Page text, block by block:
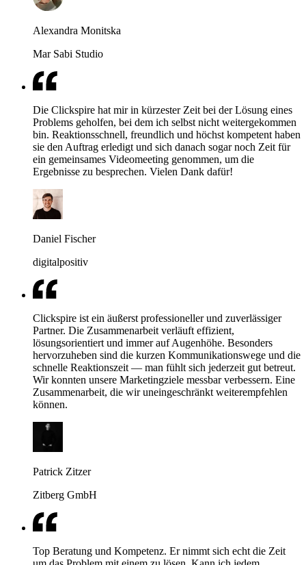
Alexandra Monitska
Mar Sabi Studio
Die Clickspire hat mir in kürzester Zeit bei der Lösung eines
Problems geholfen, bei dem ich selbst nicht weitergekommen
bin. Reaktionsschnell, freundlich und höchst kompetent haben
sie den Auftrag erledigt und sich danach sogar noch Zeit für
ein gemeinsames Videomeeting genommen, um die
Ergebnisse zu besprechen. Vielen Dank dafür!
Daniel Fischer
digitalpositiv
Clickspire ist ein äußerst professioneller und zuverlässiger
Partner. Die Zusammenarbeit verläuft effizient,
lösungsorientiert und immer auf Augenhöhe. Besonders
hervorzuheben sind die kurzen Kommunikationswege und die
schnelle Reaktionszeit — man fühlt sich jederzeit gut betreut.
Wir konnten unsere Marketingziele messbar verbessern. Eine
Zusammenarbeit, die wir uneingeschränkt weiterempfehlen
können.
Patrick Zitzer
Zitberg GmbH
Top Beratung und Kompetenz. Er nimmt sich echt die Zeit